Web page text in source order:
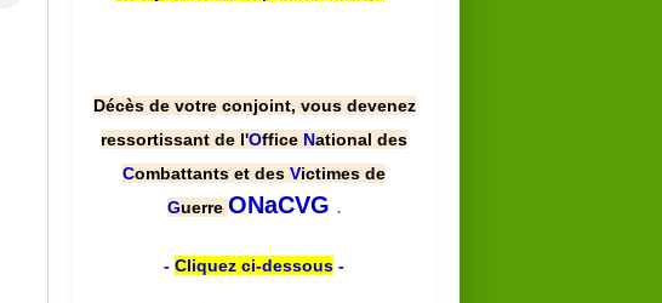
Décès de votre conjoint, vous devenez
ressortissant de l'Office National des
Combattants et des Victimes de
Guerre ONaCVG .
- Cliquez ci-dessous -